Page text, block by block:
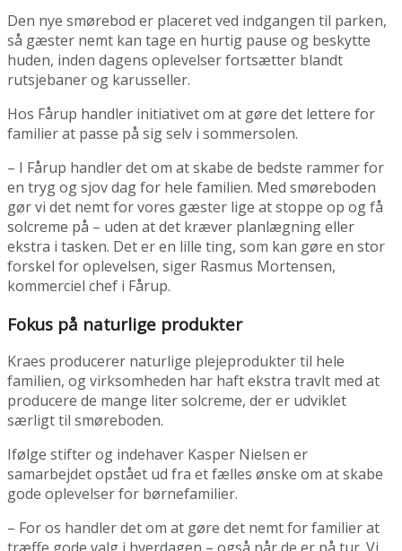
Den nye smørebod er placeret ved indgangen til parken,
så gæster nemt kan tage en hurtig pause og beskytte
huden, inden dagens oplevelser fortsætter blandt
rutsjebaner og karusseller.
Hos Fårup handler initiativet om at gøre det lettere for
familier at passe på sig selv i sommersolen.
– I Fårup handler det om at skabe de bedste rammer for
en tryg og sjov dag for hele familien. Med smøreboden
gør vi det nemt for vores gæster lige at stoppe op og få
solcreme på – uden at det kræver planlægning eller
ekstra i tasken. Det er en lille ting, som kan gøre en stor
forskel for oplevelsen, siger Rasmus Mortensen,
kommerciel chef i Fårup.
Fokus på naturlige produkter
Kraes producerer naturlige plejeprodukter til hele
familien, og virksomheden har haft ekstra travlt med at
producere de mange liter solcreme, der er udviklet
særligt til smøreboden.
Ifølge stifter og indehaver Kasper Nielsen er
samarbejdet opstået ud fra et fælles ønske om at skabe
gode oplevelser for børnefamilier.
– For os handler det om at gøre det nemt for familier at